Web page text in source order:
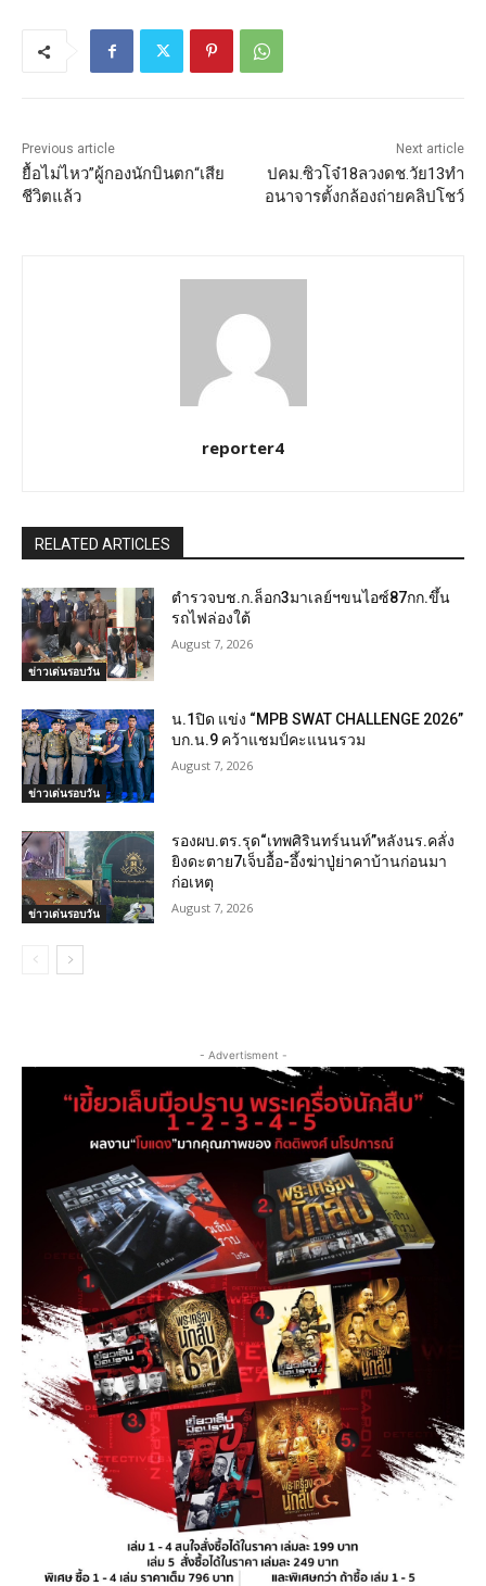
Previous article
ยื้อไม่ไหว”ผู้กองนักบินตก“เสีย
ชีวิตแล้ว
Next article
ปคม.ซิวโจ๋18ลวงดช.วัย13ทำ
อนาจารตั้งกล้องถ่ายคลิปโชว์
reporter4
RELATED ARTICLES
ข่าวเด่นรอบวัน
ตำรวจบช.ก.ล็อก3มาเลย์ฯขนไอซ์87กก.ขึ้น
รถไฟล่องใต้
August 7, 2026
ข่าวเด่นรอบวัน
น.1ปิด แข่ง “MPB SWAT CHALLENGE 2026”
บก.น.9 คว้าแชมป์คะแนนรวม
August 7, 2026
ข่าวเด่นรอบวัน
รองผบ.ตร.รุด“เทพศิรินทร์นนท์”หลังนร.คลั่ง
ยิงดะตาย7เจ็บอื้อ-อึ้งฆ่าปู่ย่าคาบ้านก่อนมา
ก่อเหตุ
August 7, 2026
- Advertisment -